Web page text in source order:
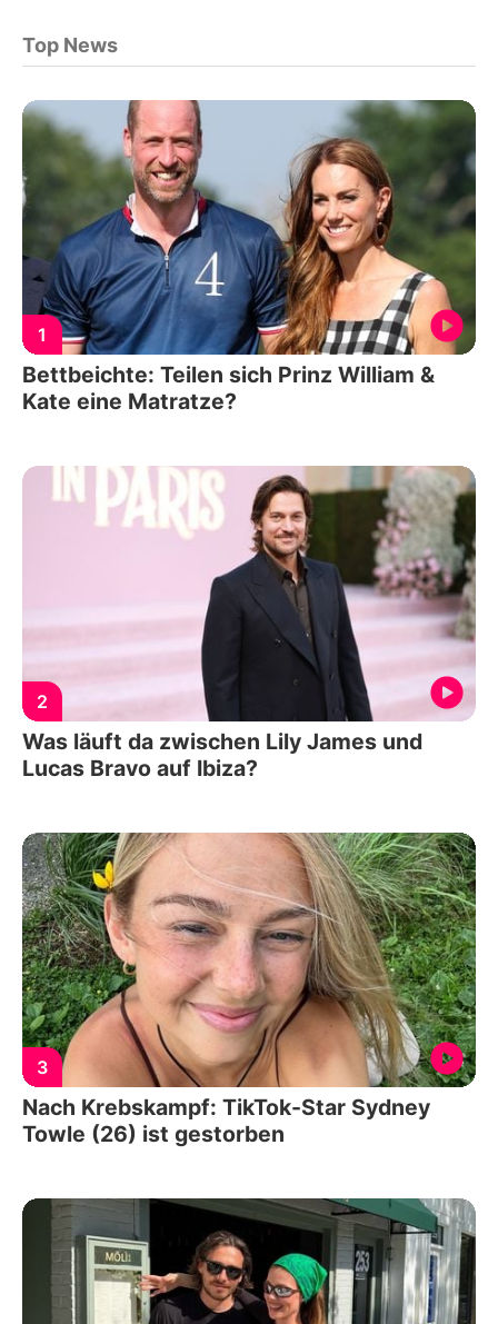
Top News
1
Bettbeichte: Teilen sich Prinz William &
Kate eine Matratze?
2
Was läuft da zwischen Lily James und
Lucas Bravo auf Ibiza?
3
Nach Krebskampf: TikTok-Star Sydney
Towle (26) ist gestorben